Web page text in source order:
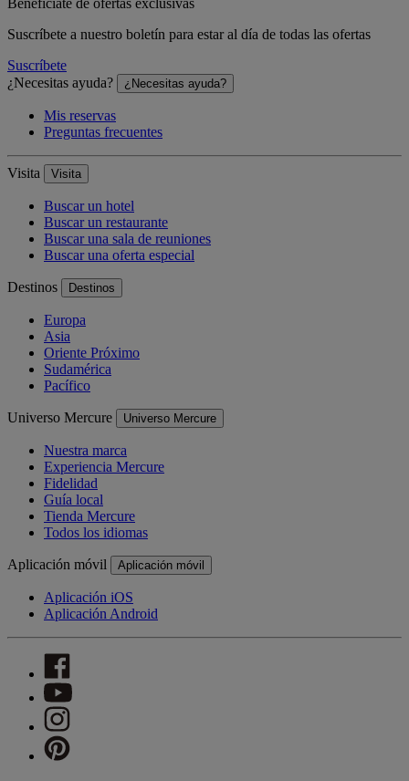
Benefíciate de ofertas exclusivas
Suscríbete a nuestro boletín para estar al día de todas las ofertas
Suscríbete
¿Necesitas ayuda?
¿Necesitas ayuda?
Mis reservas
Preguntas frecuentes
Visita Visita
Buscar un hotel
Buscar un restaurante
Buscar una sala de reuniones
Buscar una oferta especial
Destinos Destinos
Europa
Asia
Oriente Próximo
Sudamérica
Pacífico
Universo Mercure Universo Mercure
Nuestra marca
Experiencia Mercure
Fidelidad
Guía local
Tienda Mercure
Todos los idiomas
Aplicación móvil Aplicación móvil
Aplicación iOS
Aplicación Android